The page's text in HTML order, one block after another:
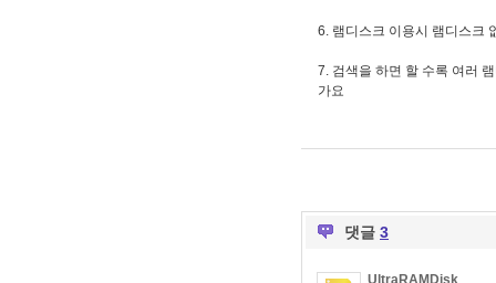
6. 램디스크 이용시 램디스크
7. 검색을 하면 할 수록 여러
가요
댓글 3
UltraRAMDisk